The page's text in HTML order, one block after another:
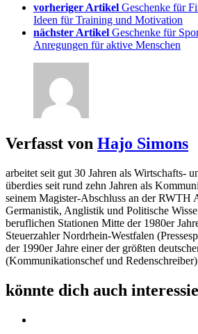
vorheriger Artikel Geschenke für
Ideen für Training und Motivation
nächster Artikel Geschenke für
Anregungen für aktive Menschen
Verfasst von Hajo Simons
arbeitet seit gut 30 Jahren als Wirtschafts-
überdies seit rund zehn Jahren als
seinem Magister-Abschluss an der RWTH
Germanistik, Anglistik und Politische
beruflichen Stationen Mitte der 1980er
Steuerzahler Nordrhein-Westfalen
der 1990er Jahre einer der größten
(Kommunikationschef und Redenschreiber)
könnte dich auch